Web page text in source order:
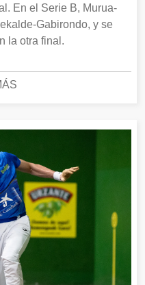
En el Serie B, Murua-
Gabirondo, y se
la otra final.